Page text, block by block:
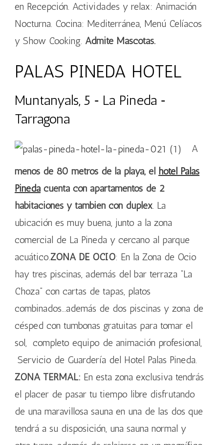
en Recepción. Actividades y relax: Animación
Nocturna. Cocina: Mediterránea, Menú Celíacos
y Show Cooking. Admite Mascotas.
PALAS PINEDA HOTEL
Muntanyals, 5 ‐ La Pineda ‐
Tarragona
A
menos de 80 metros de la playa, el hotel Palas
Pineda cuenta con apartamentos de 2
habitaciones y también con dúplex. La
ubicación es muy buena, junto a la zona
comercial de La Pineda y cercano al parque
acuático.ZONA DE OCIO: En la Zona de Ocio
hay tres piscinas, además del bar terraza “La
Choza” con cartas de tapas, platos
combinados…además de dos piscinas y zona de
césped con tumbonas gratuitas para tomar el
sol, completo equipo de animación profesional,
Servicio de Guardería del Hotel Palas Pineda.
ZONA TERMAL: En esta zona exclusiva tendrás
el placer de pasar tu tiempo libre disfrutando
de una maravillosa sauna en una de las dos que
tendrá a su disposición, una sauna normal y